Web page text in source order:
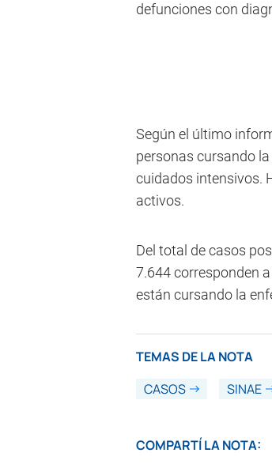
defunciones con
Según el último
personas cursando
cuidados intensivos.
activos.
Del total de casos
7.644 corresponden
están cursando la
TEMAS DE LA NOTA
CASOS
SINAE
COMPARTÍ LA NOTA: